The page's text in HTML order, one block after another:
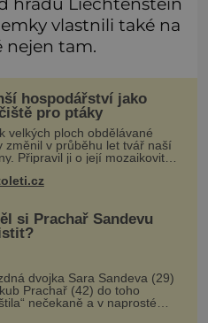
vlastnili také na
nejen tam.
hospodářství jako
pro ptáky
velkých ploch obdělávané
změnil v průběhu let tvář naší
Připravil ji o její mozaikovitost
živočichy o útočiště, jež
v remízkách, alejích či na
si Prachař Sandevu
dvojka Sara Sandeva (29)
Prachař (42) do toho
nečekaně a v naprosté
pouhé čtyři měsíce po